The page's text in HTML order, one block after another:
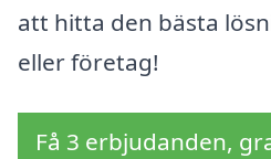
att hitta den bästa
eller företag!
Få 3 erbjudanden,